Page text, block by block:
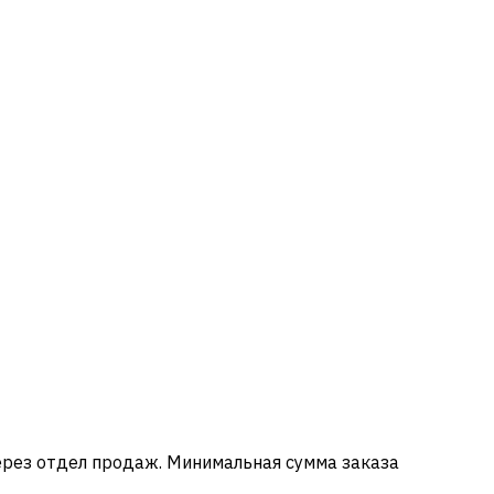
отдел продаж. Минимальная сумма заказа